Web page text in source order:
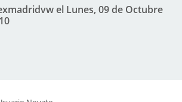
el Lunes, 09 de Octubre